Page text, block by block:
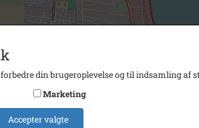
din brugeroplevelse og til indsamling af
Marketing
Accepter valgte